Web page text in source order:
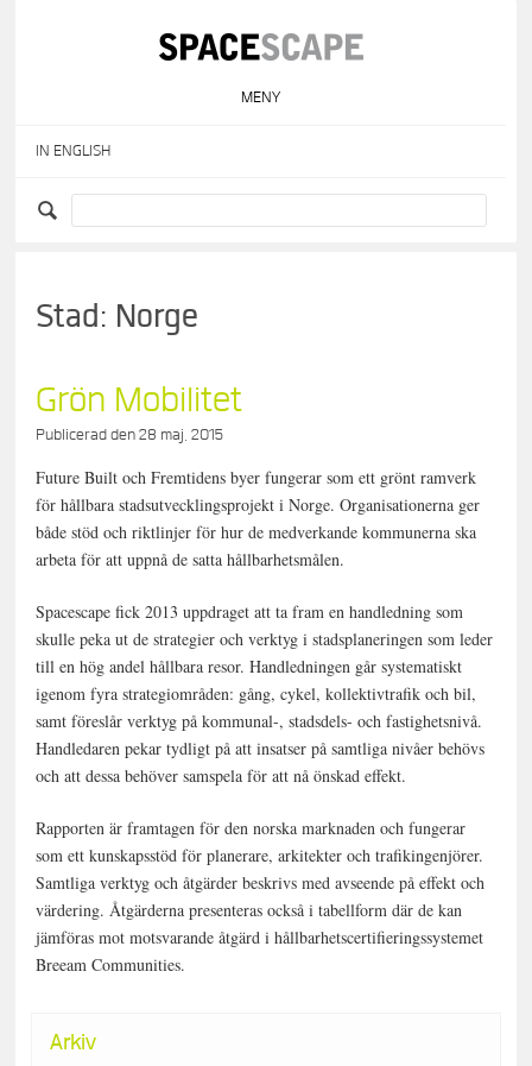
MENY
IN ENGLISH
Stad: Norge
Grön Mobilitet
Publicerad den28 maj, 2015
Future Built och Fremtidens byer fungerar som ett grönt ramverk
för hållbara stadsutvecklingsprojekt i Norge. Organisationerna ger
både stöd och riktlinjer för hur de medverkande kommunerna ska
arbeta för att uppnå de satta hållbarhetsmålen.
Spacescape fick 2013 uppdraget att ta fram en handledning som
skulle peka ut de strategier och verktyg i stadsplaneringen som leder
till en hög andel hållbara resor. Handledningen går systematiskt
igenom fyra strategiområden: gång, cykel, kollektivtrafik och bil,
samt föreslår verktyg på kommunal-, stadsdels- och fastighetsnivå.
Handledaren pekar tydligt på att insatser på samtliga nivåer behövs
och att dessa behöver samspela för att nå önskad effekt.
Rapporten är framtagen för den norska marknaden och fungerar
som ett kunskapsstöd för planerare, arkitekter och trafikingenjörer.
Samtliga verktyg och åtgärder beskrivs med avseende på effekt och
värdering. Åtgärderna presenteras också i tabellform där de kan
jämföras mot motsvarande åtgärd i hållbarhetscertifieringssystemet
Breeam Communities.
Arkiv